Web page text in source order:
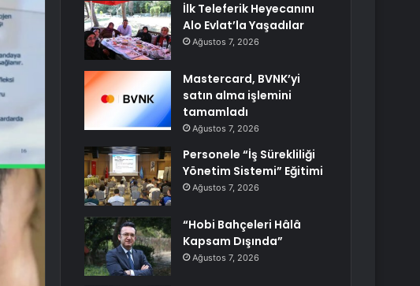
İlk Teleferik Heyecanını
Alo Evlat’la Yaşadılar
Ağustos 7, 2026
Mastercard, BVNK’yi
satın alma işlemini
tamamladı
Ağustos 7, 2026
Personele “İş Sürekliliği
Yönetim Sistemi” Eğitimi
Ağustos 7, 2026
“Hobi Bahçeleri Hâlâ
Kapsam Dışında”
Ağustos 7, 2026